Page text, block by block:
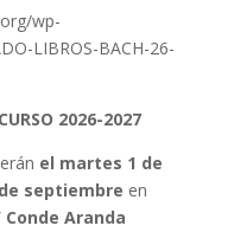
wp-
LIBROS-BACH-26-
2026-2027
el martes 1 de
septiembre en
Conde Aranda